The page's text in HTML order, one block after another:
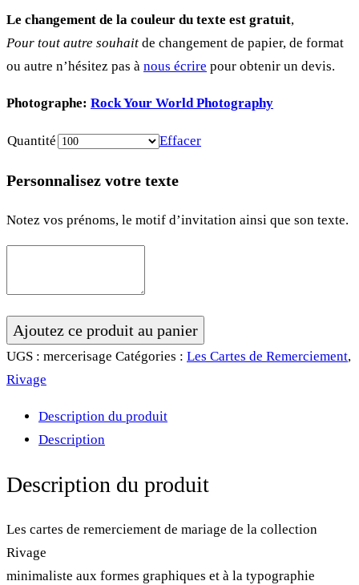
Le changement de la couleur du texte est gratuit,
Pour tout autre souhait de changement de papier, de format
ou autre n’hésitez pas à nous écrire pour obtenir un devis.
Photographe: Rock Your World Photography
Quantité Effacer
Personnalisez votre texte
Notez vos prénoms, le motif d’invitation ainsi que son texte.
quantité
de
Carte
Rivage
Ajoutez ce produit au panier
UGS : mercerisage Catégories : Les Cartes de Remerciement,
Rivage
Description du produit
Description
Description du produit
Les cartes de remerciement de mariage de la collection
Rivage
minimaliste aux formes graphiques et à la typographie